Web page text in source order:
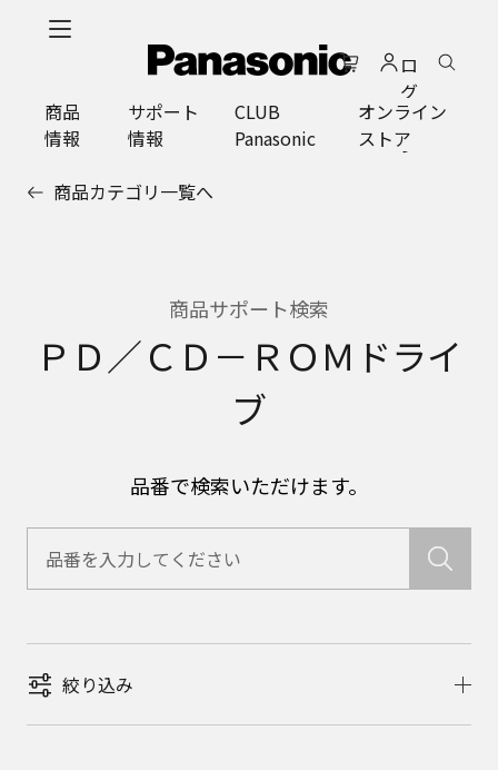
ロ
グ
イ
ン
商品
情報
サポート
情報
CLUB
Panasonic
オンライン
ストア
商品カテゴリ一覧へ
商品サポート検索
ＰＤ／ＣＤ－ＲＯＭドライ
ブ
品番で検索いただけます。
絞り込み